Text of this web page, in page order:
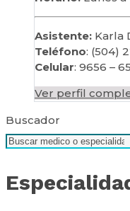
Asistente: Karla
Teléfono: (504)
Celular: 9656 –
Ver perfil
Buscador